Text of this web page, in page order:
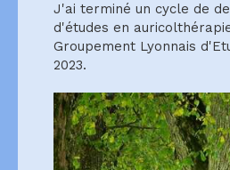
J'ai terminé un cycle de
d'études en
Groupement Lyonnais
2023.